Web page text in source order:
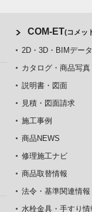
COM-ET(コメッ
2D・3D・BIMデータ
カタログ・商品写真
説明書・図面
見積・図面請求
施工事例
商品NEWS
修理施工ナビ
商品取替情報
法令・基準関連情報
水栓金具・手すり情